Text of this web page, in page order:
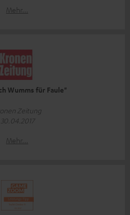
Mehr...
Wumms für Faule"
Zeitung
30.04.2017
Mehr...